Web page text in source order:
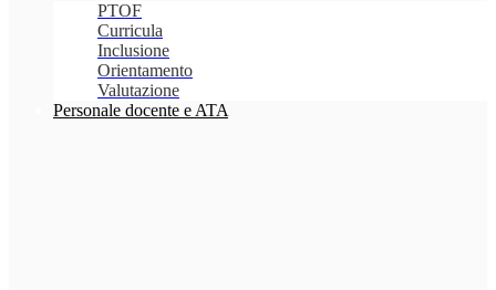
PTOF
Curricula
Inclusione
Orientamento
Valutazione
Personale docente e ATA